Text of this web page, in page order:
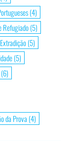
(4)
Refugiado(5)
Extradição(5)
(5)
(6)
da Prova (4)